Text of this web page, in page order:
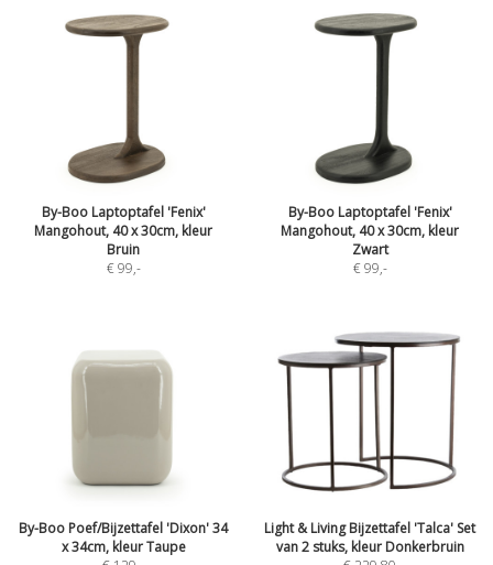
By-Boo Laptoptafel 'Fenix'
Mangohout, 40 x 30cm, kleur
Bruin
€ 99,-
By-Boo Laptoptafel 'Fenix'
Mangohout, 40 x 30cm, kleur
Zwart
€ 99,-
By-Boo Poef/Bijzettafel 'Dixon' 34
x 34cm, kleur Taupe
Light & Living Bijzettafel 'Talca' Set
van 2 stuks, kleur Donkerbruin